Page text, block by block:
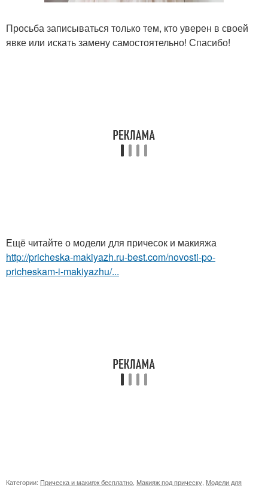
Просьба записываться только тем, кто уверен в своей
явке или искать замену самостоятельно! Спасибо!
Ещё читайте о модели для причесок и макияжа
http://pricheska-makiyazh.ru-best.com/novosti-po-
pricheskam-i-makiyazhu/...
Категории: Прическа и макияж бесплатно, Макияж под прическу, Модели для